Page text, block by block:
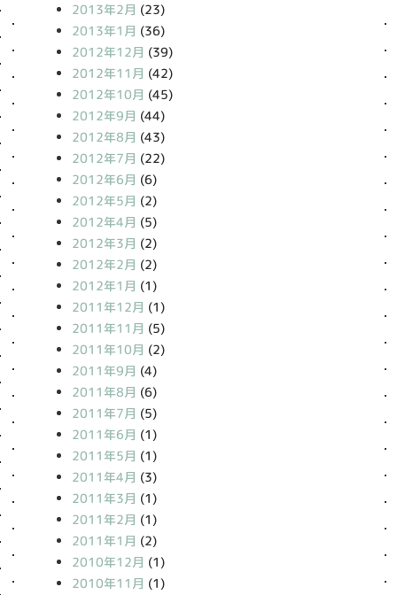
2013年2月 (23)
2013年1月 (36)
2012年12月 (39)
2012年11月 (42)
2012年10月 (45)
2012年9月 (44)
2012年8月 (43)
2012年7月 (22)
2012年6月 (6)
2012年5月 (2)
2012年4月 (5)
2012年3月 (2)
2012年2月 (2)
2012年1月 (1)
2011年12月 (1)
2011年11月 (5)
2011年10月 (2)
2011年9月 (4)
2011年8月 (6)
2011年7月 (5)
2011年6月 (1)
2011年5月 (1)
2011年4月 (3)
2011年3月 (1)
2011年2月 (1)
2011年1月 (2)
2010年12月 (1)
2010年11月 (1)